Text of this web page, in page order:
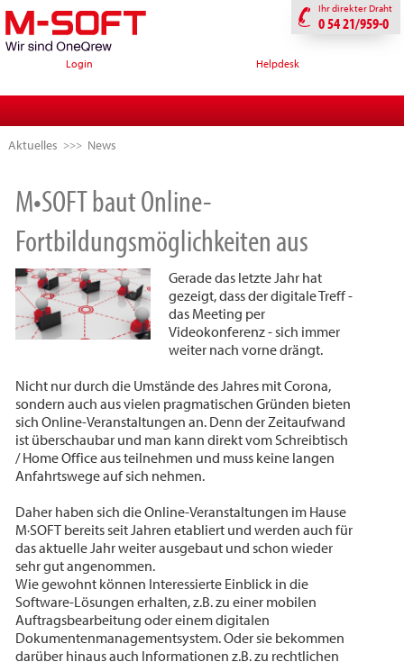
Login Helpdesk
Ihr direkter Draht
0 54 21/959-0
Aktuelles News
M•SOFT baut Online-
Fortbildungsmöglichkeiten aus
Gerade das letzte Jahr hat
gezeigt, dass der digitale Treff -
das Meeting per
Videokonferenz - sich immer
weiter nach vorne drängt.
Nicht nur durch die Umstände des Jahres mit Corona,
sondern auch aus vielen pragmatischen Gründen bieten
sich Online-Veranstaltungen an. Denn der Zeitaufwand
ist überschaubar und man kann direkt vom Schreibtisch
/ Home Office aus teilnehmen und muss keine langen
Anfahrtswege auf sich nehmen.
Daher haben sich die Online-Veranstaltungen im Hause
M·SOFT bereits seit Jahren etabliert und werden auch für
das aktuelle Jahr weiter ausgebaut und schon wieder
sehr gut angenommen.
Wie gewohnt können Interessierte Einblick in die
Software-Lösungen erhalten, z.B. zu einer mobilen
Auftragsbearbeitung oder einem digitalen
Dokumentenmanagementsystem. Oder sie bekommen
darüber hinaus auch Informationen z.B. zu rechtlichen